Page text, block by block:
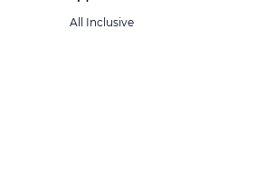
All Inclusive